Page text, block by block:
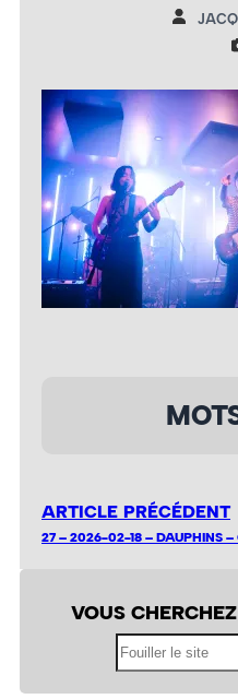
ARTICLE PRÉCÉDENT
27 – 2026-02-18 – DAUPHINS –
VOUS